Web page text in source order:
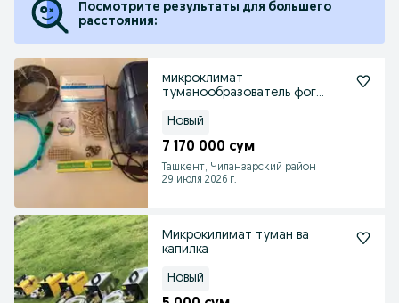
Посмотрите результаты для большего
расстояния:
микроклимат
туманообразователь фог
Новый
7 170 000 сум
Ташкент, Чиланзарский район
29 июля 2026 г.
Микрокилимат туман ва
капилка
Новый